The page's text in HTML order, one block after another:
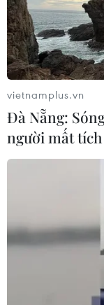
HLV
Việt Nam
Kỹ thuật, chiến
vietnamplus.vn
Đà Nẵng:
người mất tích